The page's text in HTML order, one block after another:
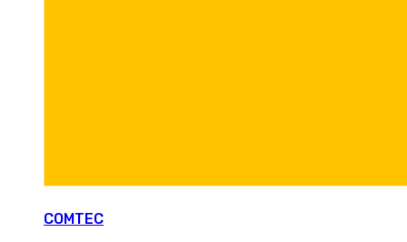
COMTEC